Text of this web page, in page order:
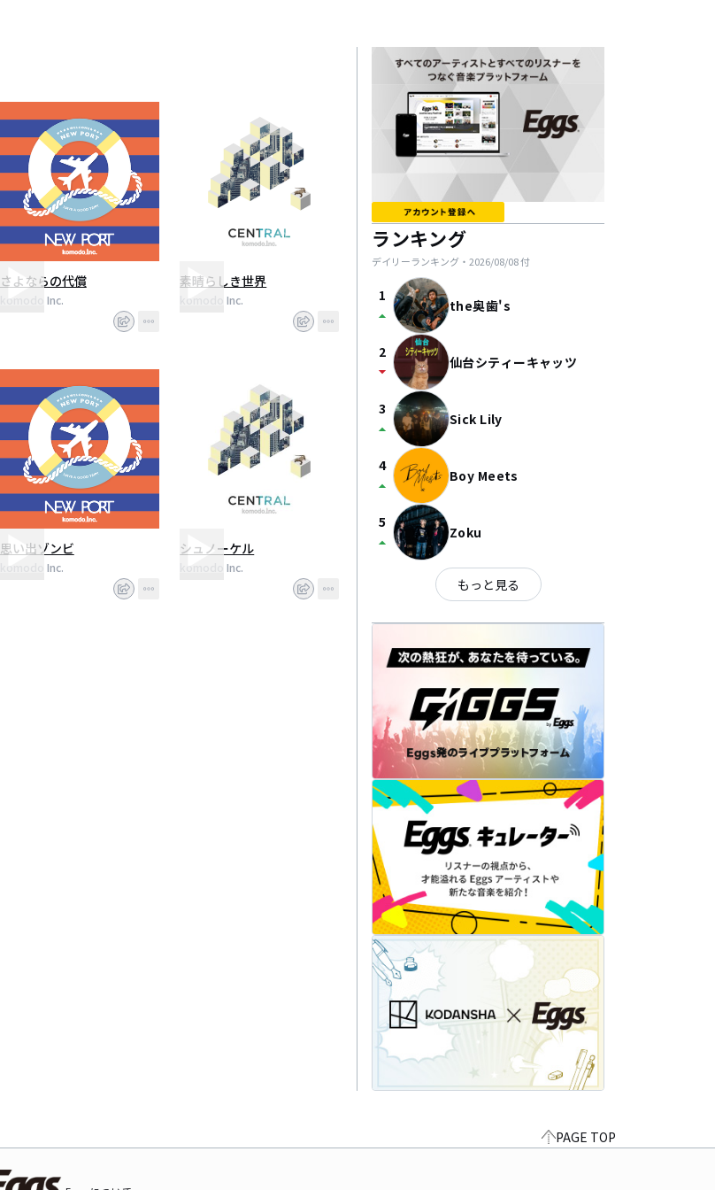
さよならの代償
komodo Inc.
素晴らしき世界
komodo Inc.
思い出ゾンビ
komodo Inc.
シュノーケル
komodo Inc.
ランキング
デイリーランキング・ 2026/08/08付
1
arrow_drop_up the奥歯's
2
arrow_drop_down 仙台シティーキャッツ
3
arrow_drop_up Sick Lily
4
arrow_drop_up Boy Meets
5
arrow_drop_up Zoku
もっと見る
PAGE TOP